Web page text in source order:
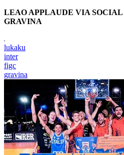
LEAO APPLAUDE VIA
GRAVINA
lukaku
inter
figc
gravina